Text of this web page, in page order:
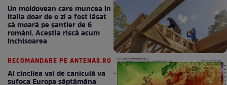
Un moldovean care muncea în
Italia doar de o zi a fost lăsat
să moară pe şantier de 6
români. Aceștia riscă acum
închisoarea
RECOMANDARE PE ANTENA3.RO
Al cincilea val de caniculă va
sufoca Europa săptămâna